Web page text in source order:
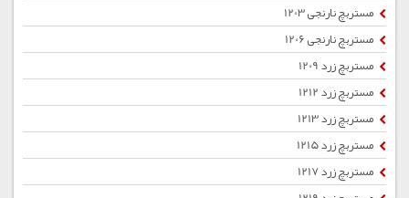
مستربچ نارنجی 1203
مستربچ نارنجی 1206
مستربچ زرد 1209
مستربچ زرد 1212
مستربچ زرد 1213
مستربچ زرد 1215
مستربچ زرد 1217